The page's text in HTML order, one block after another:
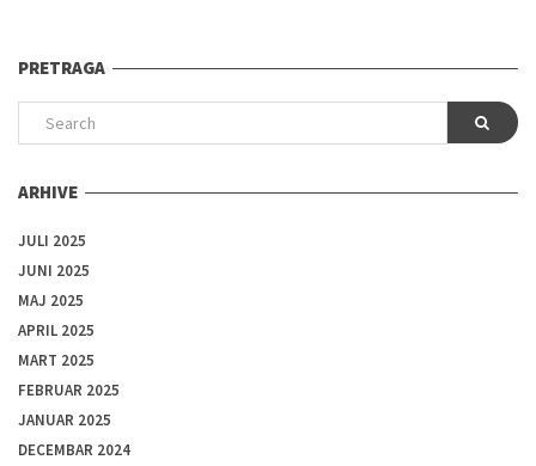
PRETRAGA
ARHIVE
JULI 2025
JUNI 2025
MAJ 2025
APRIL 2025
MART 2025
FEBRUAR 2025
JANUAR 2025
DECEMBAR 2024